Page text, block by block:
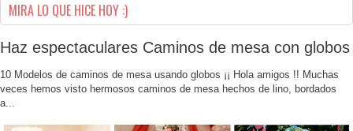
MIRA LO QUE HICE HOY :)
Haz espectaculares Caminos de mesa con globos
10 Modelos de caminos de mesa usando globos ¡¡ Hola amigos !! Muchas
veces hemos visto hermosos caminos de mesa hechos de lino, bordados
a...